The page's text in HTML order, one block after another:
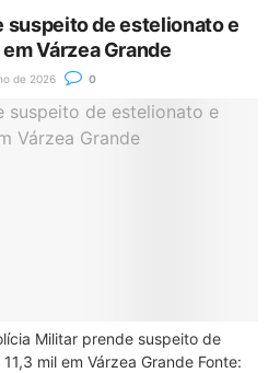
suspeito de estelionato e
Várzea Grande
de 2026 0
Militar prende suspeito de
mil em Várzea Grande Fonte: